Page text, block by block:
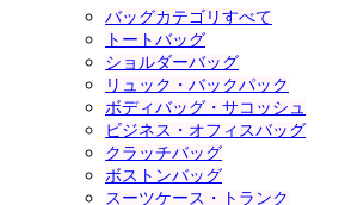
バッグカテゴリすべて
トートバッグ
ショルダーバッグ
リュック・バックパック
ボディバッグ・サコッシュ
ビジネス・オフィスバッグ
クラッチバッグ
ボストンバッグ
スーツケース・トランク